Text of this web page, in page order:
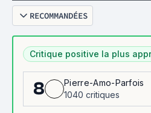
RECOMMANDÉES
Critique positive la plus
8
Pierre-Amo-Parfois
1040 critiques